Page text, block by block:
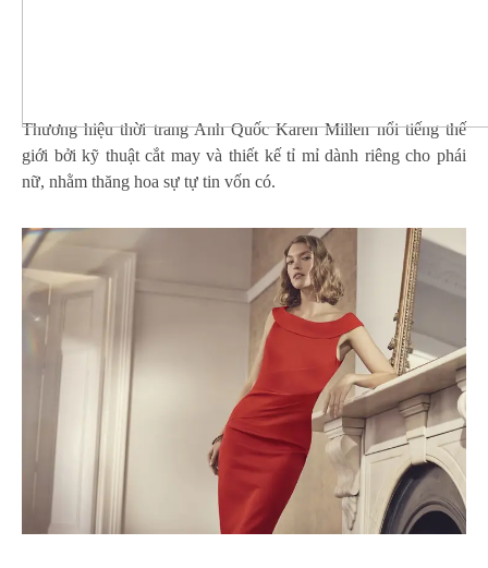
Thương hiệu thời trang Anh Quốc Karen Millen nổi tiếng thế
giới bởi kỹ thuật cắt may và thiết kế tỉ mỉ dành riêng cho phái
nữ, nhằm thăng hoa sự tự tin vốn có.